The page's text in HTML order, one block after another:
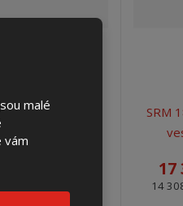
malé
vám
18x160 3.1.13 V
(3D)
SRM
17
14